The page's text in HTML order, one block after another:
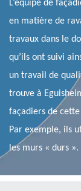
L’équipe de
en matière de
travaux dans le
qu’ils ont suivi
un travail de
trouve à
façadiers de
Par exemple, ils
les murs « durs